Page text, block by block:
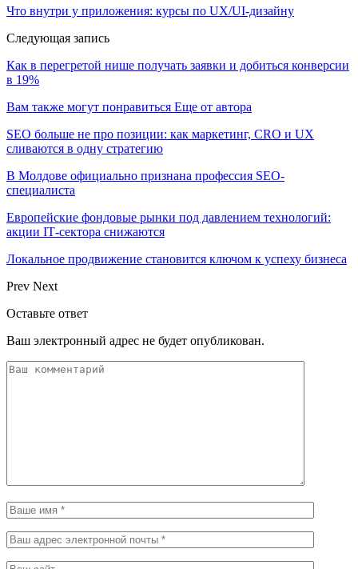
Что внутри у приложения: курсы по UX/UI-дизайну
Следующая запись
Как в перегретой нише получать заявки и добиться конверсии
в 19%
Вам также могут понравиться Еще от автора
SEO больше не про позиции: как маркетинг, CRO и UX
сливаются в одну стратегию
В Молдове официально признана профессия SEO-
специалиста
Европейские фондовые рынки под давлением технологий:
акции IT‑сектора снижаются
Локальное продвижение становится ключом к успеху бизнеса
Prev Next
Оставьте ответ
Ваш электронный адрес не будет опубликован.